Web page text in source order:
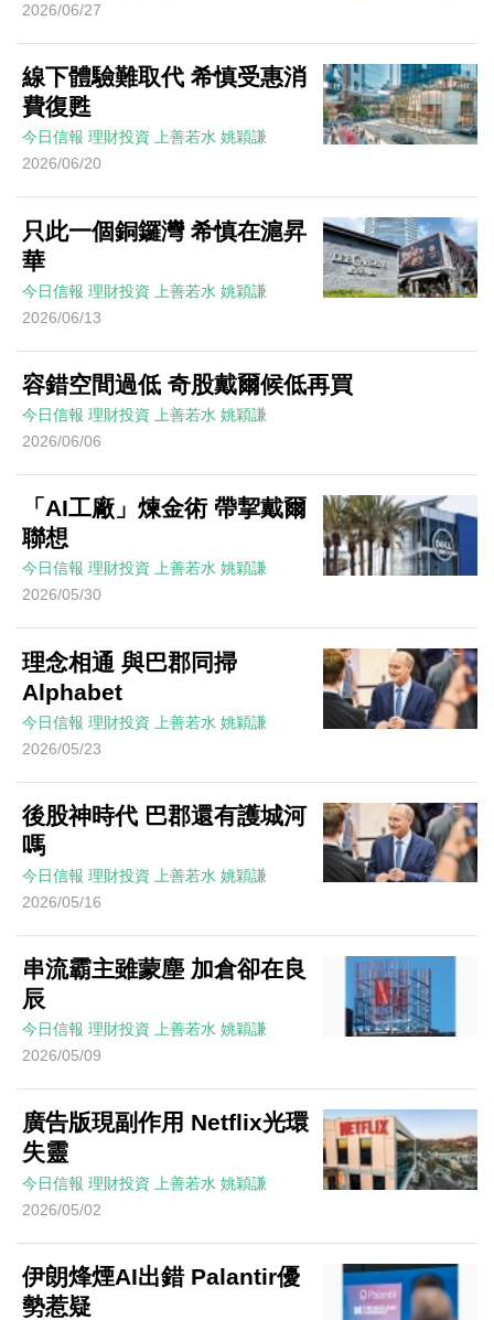
2026/06/27
線下體驗難取代 希慎受惠消
費復甦
今日信報 理財投資 上善若水 姚穎謙
2026/06/20
只此一個銅鑼灣 希慎在滬昇
華
今日信報 理財投資 上善若水 姚穎謙
2026/06/13
容錯空間過低 奇股戴爾候低再買
今日信報 理財投資 上善若水 姚穎謙
2026/06/06
「AI工廠」煉金術 帶挈戴爾
聯想
今日信報 理財投資 上善若水 姚穎謙
2026/05/30
理念相通 與巴郡同掃
Alphabet
今日信報 理財投資 上善若水 姚穎謙
2026/05/23
後股神時代 巴郡還有護城河
嗎
今日信報 理財投資 上善若水 姚穎謙
2026/05/16
串流霸主雖蒙塵 加倉卻在良
辰
今日信報 理財投資 上善若水 姚穎謙
2026/05/09
廣告版現副作用 Netflix光環
失靈
今日信報 理財投資 上善若水 姚穎謙
2026/05/02
伊朗烽煙AI出錯 Palantir優
勢惹疑